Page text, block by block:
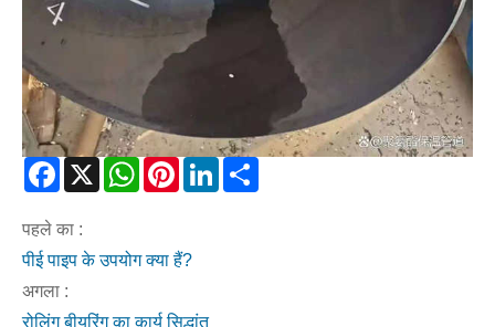
Facebook
X WhatsAppPinterestLinkedIn
पहले का :
पीई पाइप के उपयोग क्या हैं?
अगला :
रोलिंग बीयरिंग का कार्य सिद्धांत